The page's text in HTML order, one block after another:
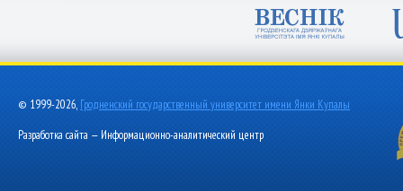
© 1999-2026, Гродненский государственный университет имени Янки Купалы
Разработка сайта — Информационно-аналитический центр